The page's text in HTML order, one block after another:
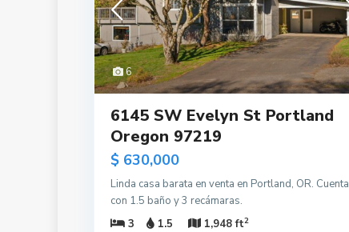
6
6145 SW Evelyn St Portland
Oregon 97219
$ 630,000
Linda casa barata en venta en Portland, OR. Cuenta
con 1.5 baño y 3 recámaras.
3
1.5 1,948 ft2